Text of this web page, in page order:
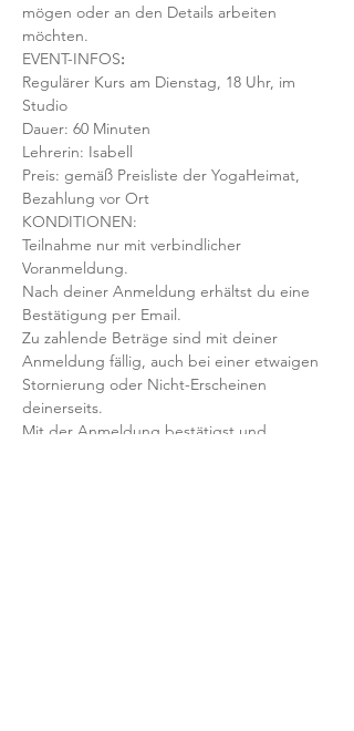
mögen oder an den Details arbeiten
möchten.
EVENT-INFOS:
Regulärer Kurs am Dienstag, 18 Uhr, im
Studio
Dauer: 60 Minuten
Lehrerin: Isabell
Preis: gemäß Preisliste der YogaHeimat,
Bezahlung vor Ort
KONDITIONEN:
Teilnahme nur mit verbindlicher
Voranmeldung.
Nach deiner Anmeldung erhältst du eine
Bestätigung per Email.
Zu zahlende Beträge sind mit deiner
Anmeldung fällig, auch bei einer etwaigen
Stornierung oder Nicht-Erscheinen
deinerseits.
Mit der Anmeldung bestätigst und